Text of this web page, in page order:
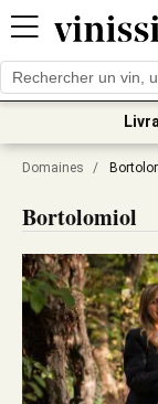
Domaines /
Bortolomiol